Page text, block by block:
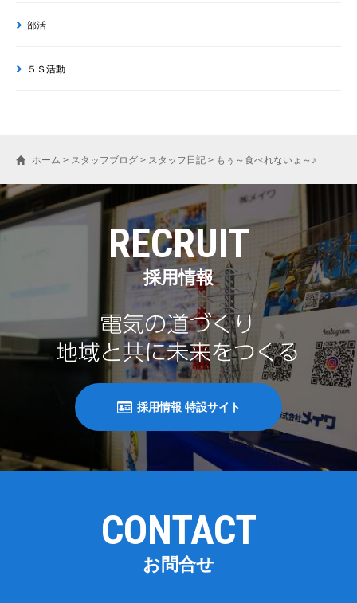
部活
５Ｓ活動
ホーム > スタッフブログ > スタッフ日記 > もぅ～食べれないょ～♪
RECRUIT
採用情報
採用情報 特設サイト
CONTACT
お問合せ